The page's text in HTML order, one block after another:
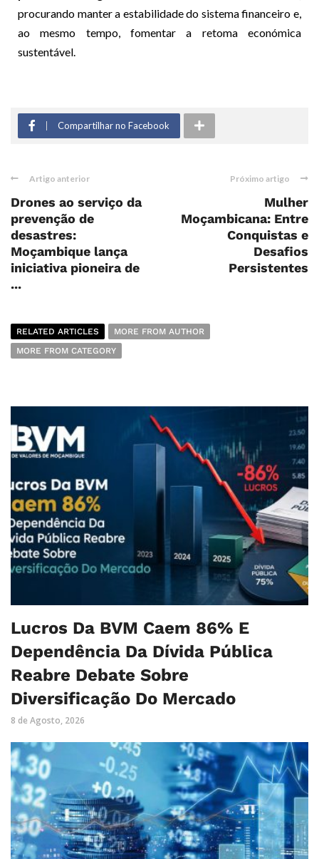
procurando manter a estabilidade do sistema financeiro e,
ao mesmo tempo, fomentar a retoma económica
sustentável.
Compartilhar no Facebook
Artigo anterior
Drones ao serviço da
prevenção de
desastres:
Moçambique lança
iniciativa pioneira de
...
Próximo artigo
Mulher
Moçambicana: Entre
Conquistas e
Desafios
Persistentes
RELATED ARTICLES
MORE FROM AUTHOR
MORE FROM CATEGORY
Lucros Da BVM Caem 86% E
Dependência Da Dívida Pública
Reabre Debate Sobre
Diversificação Do Mercado
8 de Agosto, 2026